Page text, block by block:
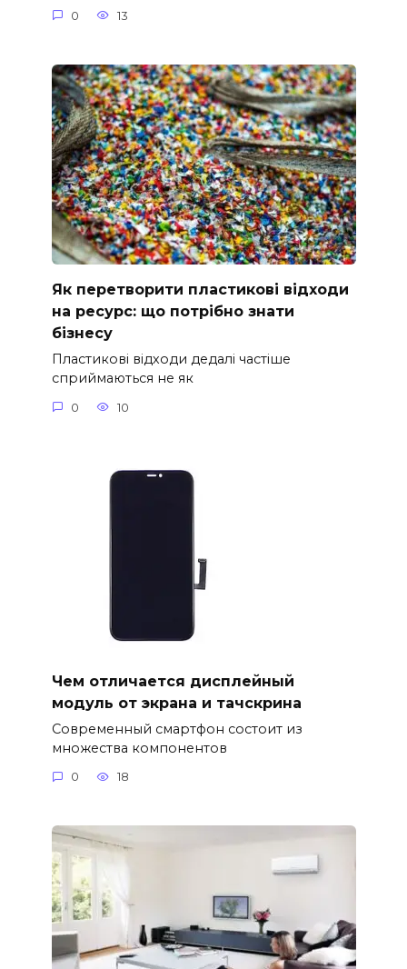
0 13
Як перетворити пластикові відходи
на ресурс: що потрібно знати
бізнесу
Пластикові відходи дедалі частіше
сприймаються не як
0 10
Чем отличается дисплейный
модуль от экрана и тачскрина
Современный смартфон состоит из
множества компонентов
0 18